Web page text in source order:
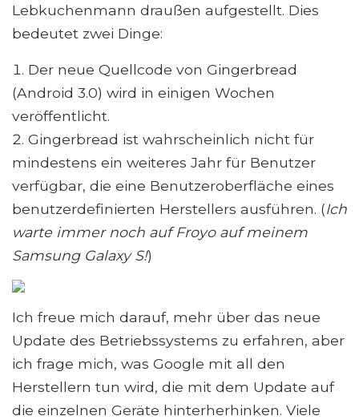
Lebkuchenmann draußen aufgestellt. Dies
bedeutet zwei Dinge:
Der neue Quellcode von Gingerbread
(Android 3.0) wird in einigen Wochen
veröffentlicht.
Gingerbread ist wahrscheinlich nicht für
mindestens ein weiteres Jahr für Benutzer
verfügbar, die eine Benutzeroberfläche eines
benutzerdefinierten Herstellers ausführen. (Ich
warte immer noch auf Froyo auf meinem
Samsung Galaxy S!)
Ich freue mich darauf, mehr über das neue
Update des Betriebssystems zu erfahren, aber
ich frage mich, was Google mit all den
Herstellern tun wird, die mit dem Update auf
die einzelnen Geräte hinterherhinken. Viele